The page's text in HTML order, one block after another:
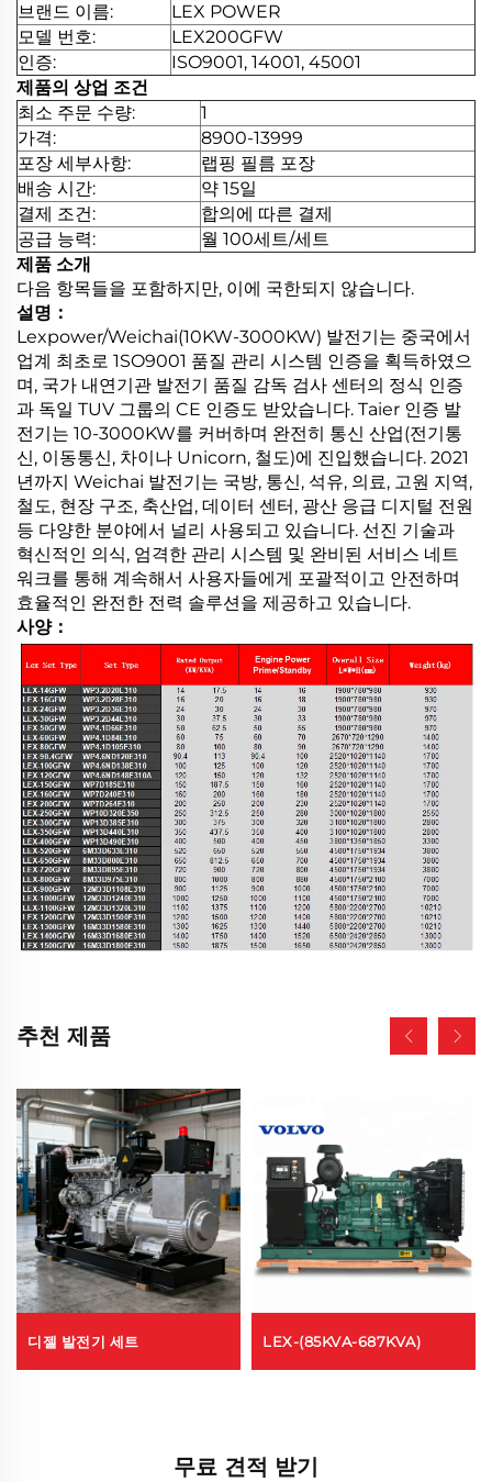
브랜드 이름:
LEX POWER
모델 번호:
LEX200GFW
인증:
ISO9001, 14001, 45001
제품의 상업 조건
최소 주문 수량:
1
가격:
8900-13999
포장 세부사항:
랩핑 필름 포장
배송 시간:
약 15일
결제 조건:
합의에 따른 결제
공급 능력:
월 100세트/세트
제품 소개
다음 항목들을 포함하지만, 이에 국한되지 않습니다.
설명：
Lexpower/Weichai(10KW-3000KW) 발전기는 중국에서
업계 최초로 1SO9001 품질 관리 시스템 인증을 획득하였으
며, 국가 내연기관 발전기 품질 감독 검사 센터의 정식 인증
과 독일 TUV 그룹의 CE 인증도 받았습니다. Taier 인증 발
전기는 10-3000KW를 커버하며 완전히 통신 산업(전기통
신, 이동통신, 차이나 Unicorn, 철도)에 진입했습니다. 2021
년까지 Weichai 발전기는 국방, 통신, 석유, 의료, 고원 지역,
철도, 현장 구조, 축산업, 데이터 센터, 광산 응급 디지털 전원
등 다양한 분야에서 널리 사용되고 있습니다. 선진 기술과
혁신적인 의식, 엄격한 관리 시스템 및 완비된 서비스 네트
워크를 통해 계속해서 사용자들에게 포괄적이고 안전하며
효율적인 완전한 전력 솔루션을 제공하고 있습니다.
사양：
추천 제품
디젤 발전기 세트 LEX-(85KVA-687KVA)
무료 견적 받기